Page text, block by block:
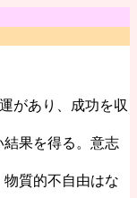
があり、成功を収
果を得る。意志
質的不自由はな